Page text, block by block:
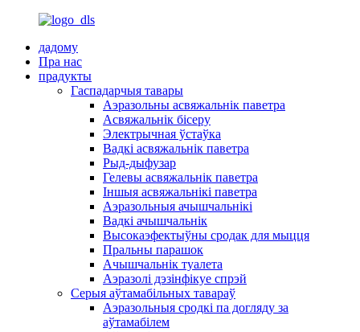
дадому
Пра нас
прадукты
Гаспадарчыя тавары
Аэразольны асвяжальнік паветра
Асвяжальнік бісеру
Электрычная ўстаўка
Вадкі асвяжальнік паветра
Рыд-дыфузар
Гелевы асвяжальнік паветра
Іншыя асвяжальнікі паветра
Аэразольныя ачышчальнікі
Вадкі ачышчальнік
Высокаэфектыўны сродак для мыцця
Пральны парашок
Ачышчальнік туалета
Аэразолі дэзінфікуе спрэй
Серыя аўтамабільных тавараў
Аэразольныя сродкі па догляду за
аўтамабілем